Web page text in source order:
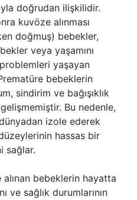
doğrudan ilişkilidir.
kuvöze alınması
doğmuş) bebekler,
veya yaşamını
yaşayan
bebeklerin
sindirim ve bağışıklık
Bu nedenle,
izole ederek
hassas bir
sağlar.
bebeklerin hayatta
ve sağlık durumlarının